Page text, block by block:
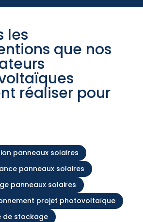
les
que nos
réaliser pour
panneaux solaires
panneaux solaires
panneaux solaires
projet photovoltaïque
de stockage